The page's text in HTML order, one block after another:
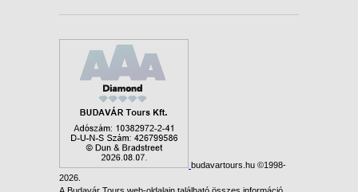
budavartours.hu ©1998-
2026.